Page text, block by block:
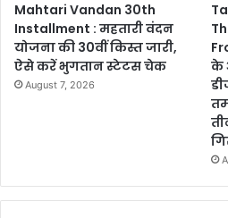
Mahtari Vandan 30th
Installment : महतारी वंदन
योजना की 30वीं किस्त जारी,
ऐसे करें भुगतान स्टेटस चेक
August 7, 2026
के